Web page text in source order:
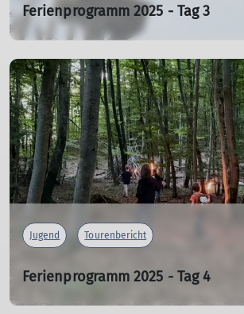
Ferienprogramm 2025 - Tag 3
Klettern im Hochseilgarten mit
06.08.2025
mehr erfahren
Jugend Tourenbericht
Ferienprogramm 2025 - Tag 4
Abendliche Fackelwanderung bei